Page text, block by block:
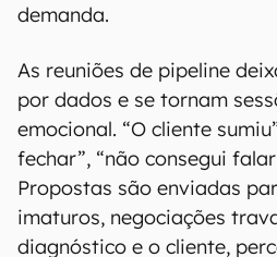
demanda.
As reuniões de pipeline
por dados e se tornam
emocional. “O cliente
fechar”, “não consegui
Propostas são enviadas
imaturos, negociações
diagnóstico e o cliente,